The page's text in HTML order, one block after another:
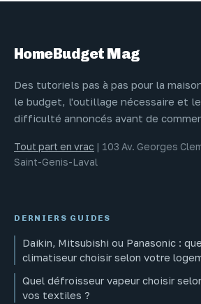
HomeBudget Mag
Des tutoriels pas à pas pour la
le budget, l'outillage nécessaire et
difficulté annoncés avant de
Tout part en vrac | 103 Av. Georges
Saint-Genis-Laval
DERNIERS GUIDES
Daikin, Mitsubishi ou Panasonic :
climatiseur choisir selon votre
Quel défroisseur vapeur choisir
vos textiles ?